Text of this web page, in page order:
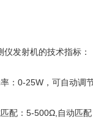
仪发射机的技术指标：
：0-25W，可自动调
配：5-500Ω,自动匹配